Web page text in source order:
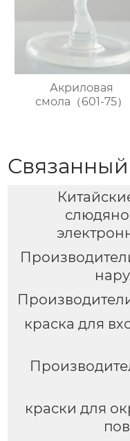
Акриловая
смола（601-75）
Связанный
краска для
краски для